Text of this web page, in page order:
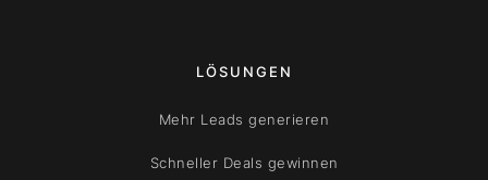
LÖSUNGEN
Mehr Leads generieren
Schneller Deals gewinnen